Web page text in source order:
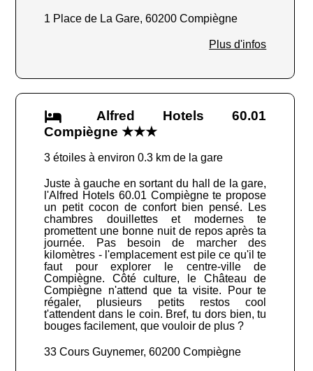
1 Place de La Gare, 60200 Compiègne
Plus d'infos
Alfred Hotels 60.01
Compiègne ★★★
3 étoiles à environ 0.3 km de la gare
Juste à gauche en sortant du hall de la gare,
l'Alfred Hotels 60.01 Compiègne te propose
un petit cocon de confort bien pensé. Les
chambres douillettes et modernes te
promettent une bonne nuit de repos après ta
journée. Pas besoin de marcher des
kilomètres - l'emplacement est pile ce qu'il te
faut pour explorer le centre-ville de
Compiègne. Côté culture, le Château de
Compiègne n'attend que ta visite. Pour te
régaler, plusieurs petits restos cool
t'attendent dans le coin. Bref, tu dors bien, tu
bouges facilement, que vouloir de plus ?
33 Cours Guynemer, 60200 Compiègne